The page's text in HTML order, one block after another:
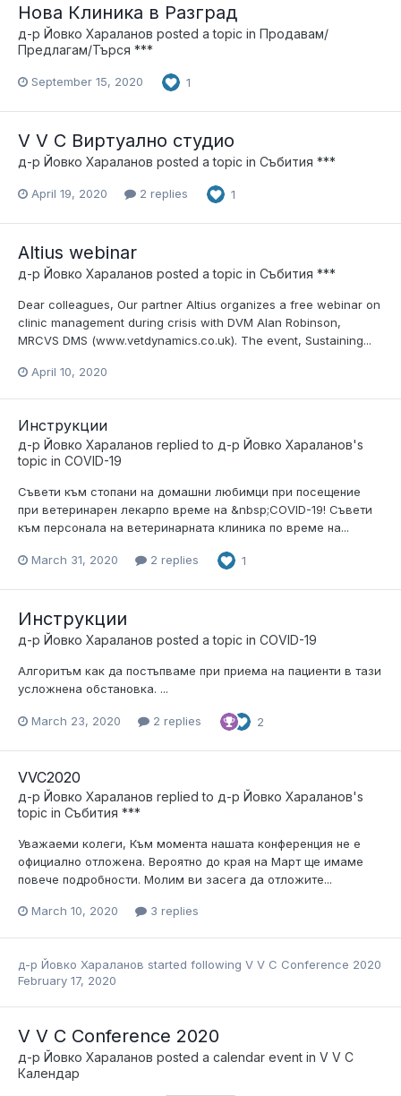
Нова Клиника в Разград
д-р Йовко Хараланов posted a topic in Продавам/
Предлагам/Търся ***
September 15, 2020 1
V V C Виртуално студио
д-р Йовко Хараланов posted a topic in Събития ***
April 19, 2020 2 replies 1
Altius webinar
д-р Йовко Хараланов posted a topic in Събития ***
Dear colleagues, Our partner Altius organizes a free webinar on
clinic management during crisis with DVM Alan Robinson,
MRCVS DMS (www.vetdynamics.co.uk). The event, Sustaining...
April 10, 2020
Инструкции
д-р Йовко Хараланов replied to д-р Йовко Хараланов's
topic in COVID-19
Съвети към стопани на домашни любимци при посещение
при ветеринарен лекарпо време на &nbsp;COVID-19! Съвети
към персонала на ветеринарната клиника по време на...
March 31, 2020 2 replies 1
Инструкции
д-р Йовко Хараланов posted a topic in COVID-19
Алгоритъм как да постъпваме при приема на пациенти в тази
усложнена обстановка. ...
March 23, 2020 2 replies 2
VVC2020
д-р Йовко Хараланов replied to д-р Йовко Хараланов's
topic in Събития ***
Уважаеми колеги, Към момента нашата конференция не е
официално отложена. Вероятно до края на Март ще имаме
повече подробности. Молим ви засега да отложите...
March 10, 2020 3 replies
д-р Йовко Хараланов started following V V C Conference 2020
February 17, 2020
V V C Conference 2020
д-р Йовко Хараланов posted a calendar event in V V C
Календар